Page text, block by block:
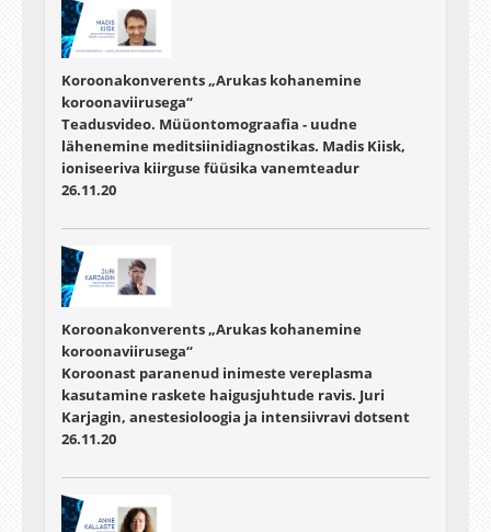
Koroonakonverents „Arukas kohanemine
koroonaviirusega“
Teadusvideo. Müüontomograafia - uudne
lähenemine meditsiinidiagnostikas. Madis Kiisk,
ioniseeriva kiirguse füüsika vanemteadur
26.11.20
Koroonakonverents „Arukas kohanemine
koroonaviirusega“
Koroonast paranenud inimeste vereplasma
kasutamine raskete haigusjuhtude ravis. Juri
Karjagin, anestesioloogia ja intensiivravi dotsent
26.11.20